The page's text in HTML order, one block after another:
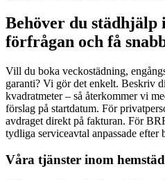
Behöver du städhjälp
förfrågan och få
Vill du boka veckostädning,
garanti? Vi gör det enkelt. Beskriv
kvadratmeter – så återkommer vi
förslag på startdatum. För
avdraget direkt på fakturan. För
tydliga serviceavtal anpassade efter
Våra tjänster inom